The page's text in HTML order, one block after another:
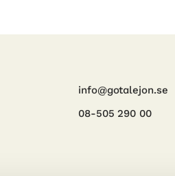
info@gotalejon.se
08-505 290 00